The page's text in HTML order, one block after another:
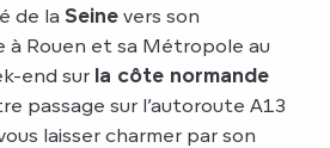
de la Seine vers son
à Rouen et sa Métropole au
end sur la côte normande
passage sur l’autoroute A13
laisser charmer par son